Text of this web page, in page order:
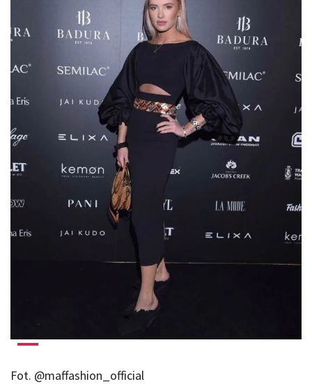
Fot. @maffashion_official